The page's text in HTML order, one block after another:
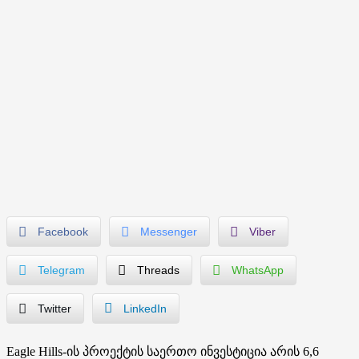
Facebook Messenger Viber
Telegram Threads WhatsApp
Twitter LinkedIn
Eagle Hills-ის პროექტის საერთო ინვესტიცია არის 6,6